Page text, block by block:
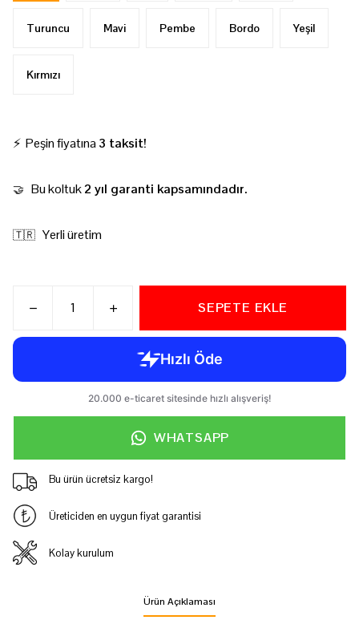
Turuncu Mavi Pembe Bordo Yeşil
Kırmızı
⚡ Peşin fiyatına 3 taksit!
🤝 Bu koltuk2 yıl garanti kapsamındadır.
🇹🇷 Yerli üretim
SEPETE EKLE
WHATSAPP
Bu ürün ücretsiz kargo!
Üreticiden en uygun fiyat garantisi
Kolay kurulum
Ürün Açıklaması